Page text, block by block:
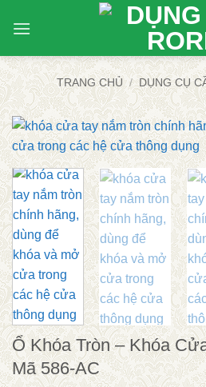
qua
dung
TRANG CHỦ / DỤNG CỤ
Ổ Khóa Tròn – Khóa
Mã 586-AC